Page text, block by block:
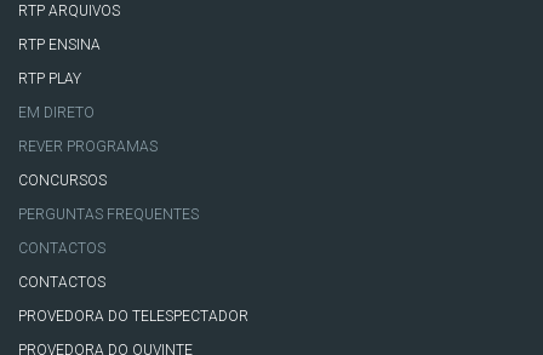
RTP ARQUIVOS
RTP ENSINA
RTP PLAY
EM DIRETO
REVER PROGRAMAS
CONCURSOS
PERGUNTAS FREQUENTES
CONTACTOS
CONTACTOS
PROVEDORA DO TELESPECTADOR
PROVEDORA DO OUVINTE